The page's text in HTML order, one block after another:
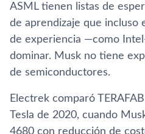
ASML tienen listas de
de aprendizaje que incluso
de experiencia —como
dominar. Musk no tiene
de semiconductores.
Electrek comparó
Tesla de 2020, cuando
4680 con reducción de